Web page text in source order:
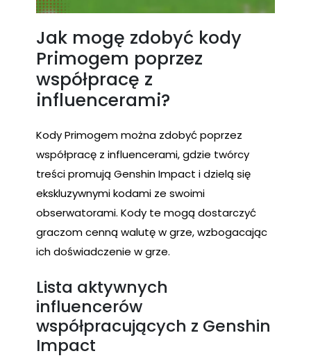
Jak mogę zdobyć kody
Primogem poprzez
współpracę z
influencerami?
Kody Primogem można zdobyć poprzez
współpracę z influencerami, gdzie twórcy
treści promują Genshin Impact i dzielą się
ekskluzywnymi kodami ze swoimi
obserwatorami. Kody te mogą dostarczyć
graczom cenną walutę w grze, wzbogacając
ich doświadczenie w grze.
Lista aktywnych
influencerów
współpracujących z Genshin
Impact